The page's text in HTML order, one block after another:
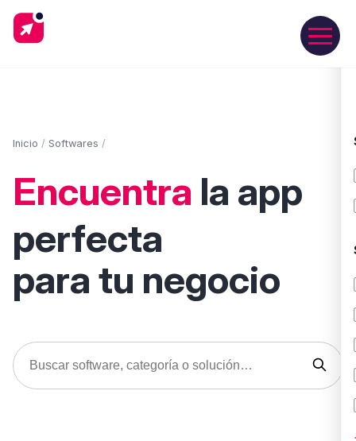
Inicio / Softwares /
Encuentra la app
perfecta
para tu negocio